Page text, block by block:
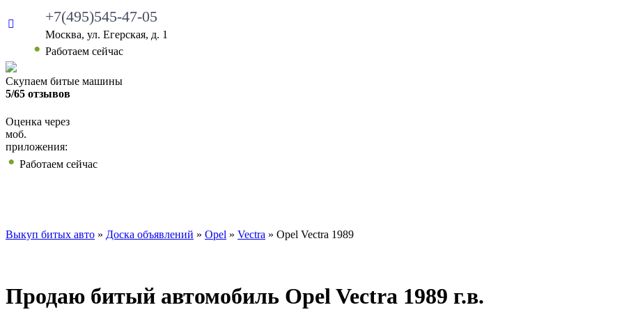
+7(495)545-47-05
Москва, ул. Егерская, д. 1
Работаем сейчас
Скупаем битые машины
5/65 отзывов
Оценка через
моб.
приложения:
Работаем сейчас
Выкуп битых авто » Доска объявлений » Opel » Vectra » Opel Vectra 1989
Продаю битый автомобиль Opel Vectra 1989 г.в.